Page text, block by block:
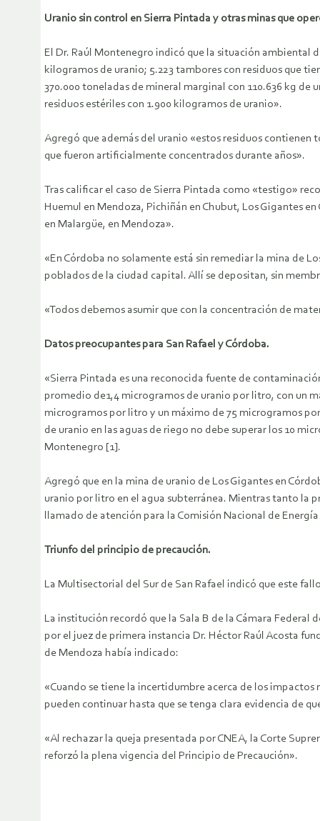
Uranio sin control en Sierra Pintada y otras minas que
El Dr. Raúl Montenegro indicó que la situación ambiental
kilogramos de uranio; 5.223 tambores con residuos que
370.000 toneladas de mineral marginal con 110.636 kg de
residuos estériles con 1.900 kilogramos de uranio».
Agregó que además del uranio «estos residuos contienen
que fueron artificialmente concentrados durante años».
Tras calificar el caso de Sierra Pintada como «testigo»
Huemul en Mendoza, Pichiñán en Chubut, Los Gigantes
en Malargüe, en Mendoza».
«En Córdoba no solamente está sin remediar la mina de
poblados de la ciudad capital. Allí se depositan, sin
«Todos debemos asumir que con la concentración de
Datos preocupantes para San Rafael y Córdoba.
«Sierra Pintada es una reconocida fuente de
promedio de1,4 microgramos de uranio por litro, con un
microgramos por litro y un máximo de 75 microgramos
de uranio en las aguas de riego no debe superar los 10
Montenegro [1].
Agregó que en la mina de uranio de Los Gigantes en
uranio por litro en el agua subterránea. Mientras tanto la
llamado de atención para la Comisión Nacional de
Triunfo del principio de precaución.
La Multisectorial del Sur de San Rafael indicó que este
La institución recordó que la Sala B de la Cámara
por el juez de primera instancia Dr. Héctor Raúl Acosta
de Mendoza había indicado:
«Cuando se tiene la incertidumbre acerca de los
pueden continuar hasta que se tenga clara evidencia de
«Al rechazar la queja presentada por CNEA, la Corte
reforzó la plena vigencia del Principio de Precaución».